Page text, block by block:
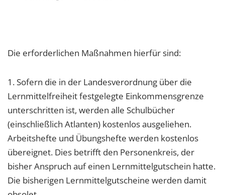
Die erforderlichen Maßnahmen hierfür sind:
1. Sofern die in der Landesverordnung über die
Lernmittelfreiheit festgelegte Einkommensgrenze
unterschritten ist, werden alle Schulbücher
(einschließlich Atlanten) kostenlos ausgeliehen.
Arbeitshefte und Übungshefte werden kostenlos
übereignet. Dies betrifft den Personenkreis, der
bisher Anspruch auf einen Lernmittelgutschein hatte.
Die bisherigen Lernmittelgutscheine werden damit